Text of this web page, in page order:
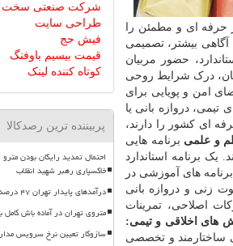
حرفه ای و مطمئن را
آگاهی بیشتر، تصمیمی
حضور مربیان
درک شرایط روحی
امن و پویایی برای
دروازه بانی یا
ای کشور را دارند،
برنامه هایی
برنامه استاندارد
های آموزشی در
زنی و دروازه بانی
اصلاحی، تمرینات
های اخلاقی و تیمی:
ساختارمند و تخصصی
شرکت صنعتی
طراحی سایت
فیش حج
قیمت بیسیم باوفنگ
کوتاه کننده لینک
پربیننده ترین رصدکالا
احتمال تمدید رایگان بودن
خاکسپاری رهبر شهید انقلاب
درآمدهای پایدار تهران ۴۷ درصد رشد کرد
متروی تهران در آماده باش کامل
سازوکار تعیین نرخ سرویس